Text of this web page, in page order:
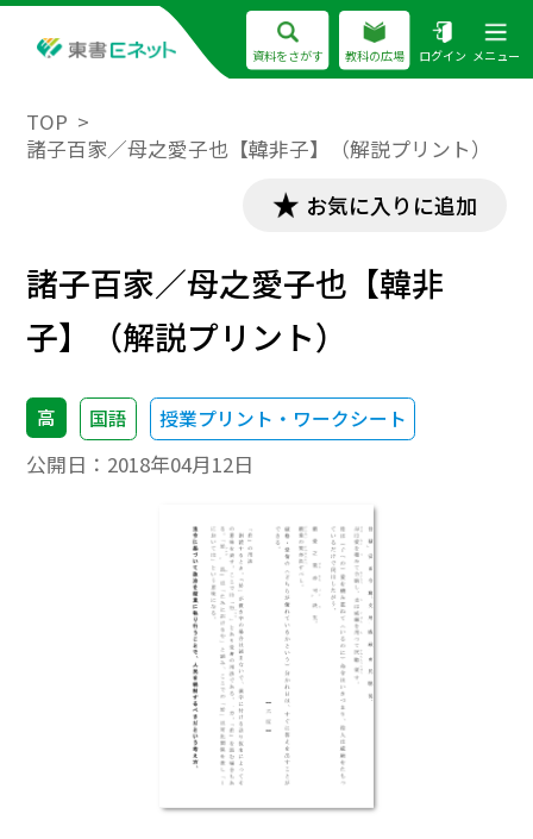
資料をさがす 教科の広場 ログイン メニュー
TOP
諸子百家／母之愛子也【韓非子】（解説プリント）
お気に入りに追加
諸子百家／母之愛子也【韓非
子】（解説プリント）
高 国語 授業プリント・ワークシート
公開日： 2018年04月12日